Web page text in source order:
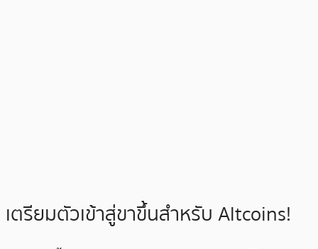
เตรียมตัวเข้าสู่ขาขึ้นสำหรับ Altcoins!